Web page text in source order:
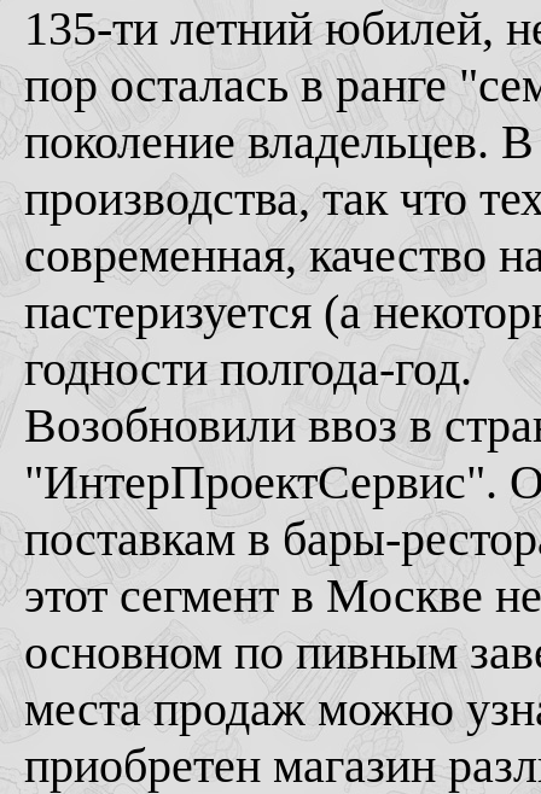
135-ти летний юбилей,
пор осталась в ранге
поколение владельцев.
производства, так что
современная, качество
пастеризуется (а
годности полгода-год.
Возобновили ввоз в
"ИнтерПроектСервис".
поставкам в бары-
этот сегмент в Москве
основном по пивным
места продаж можно
приобретен магазин